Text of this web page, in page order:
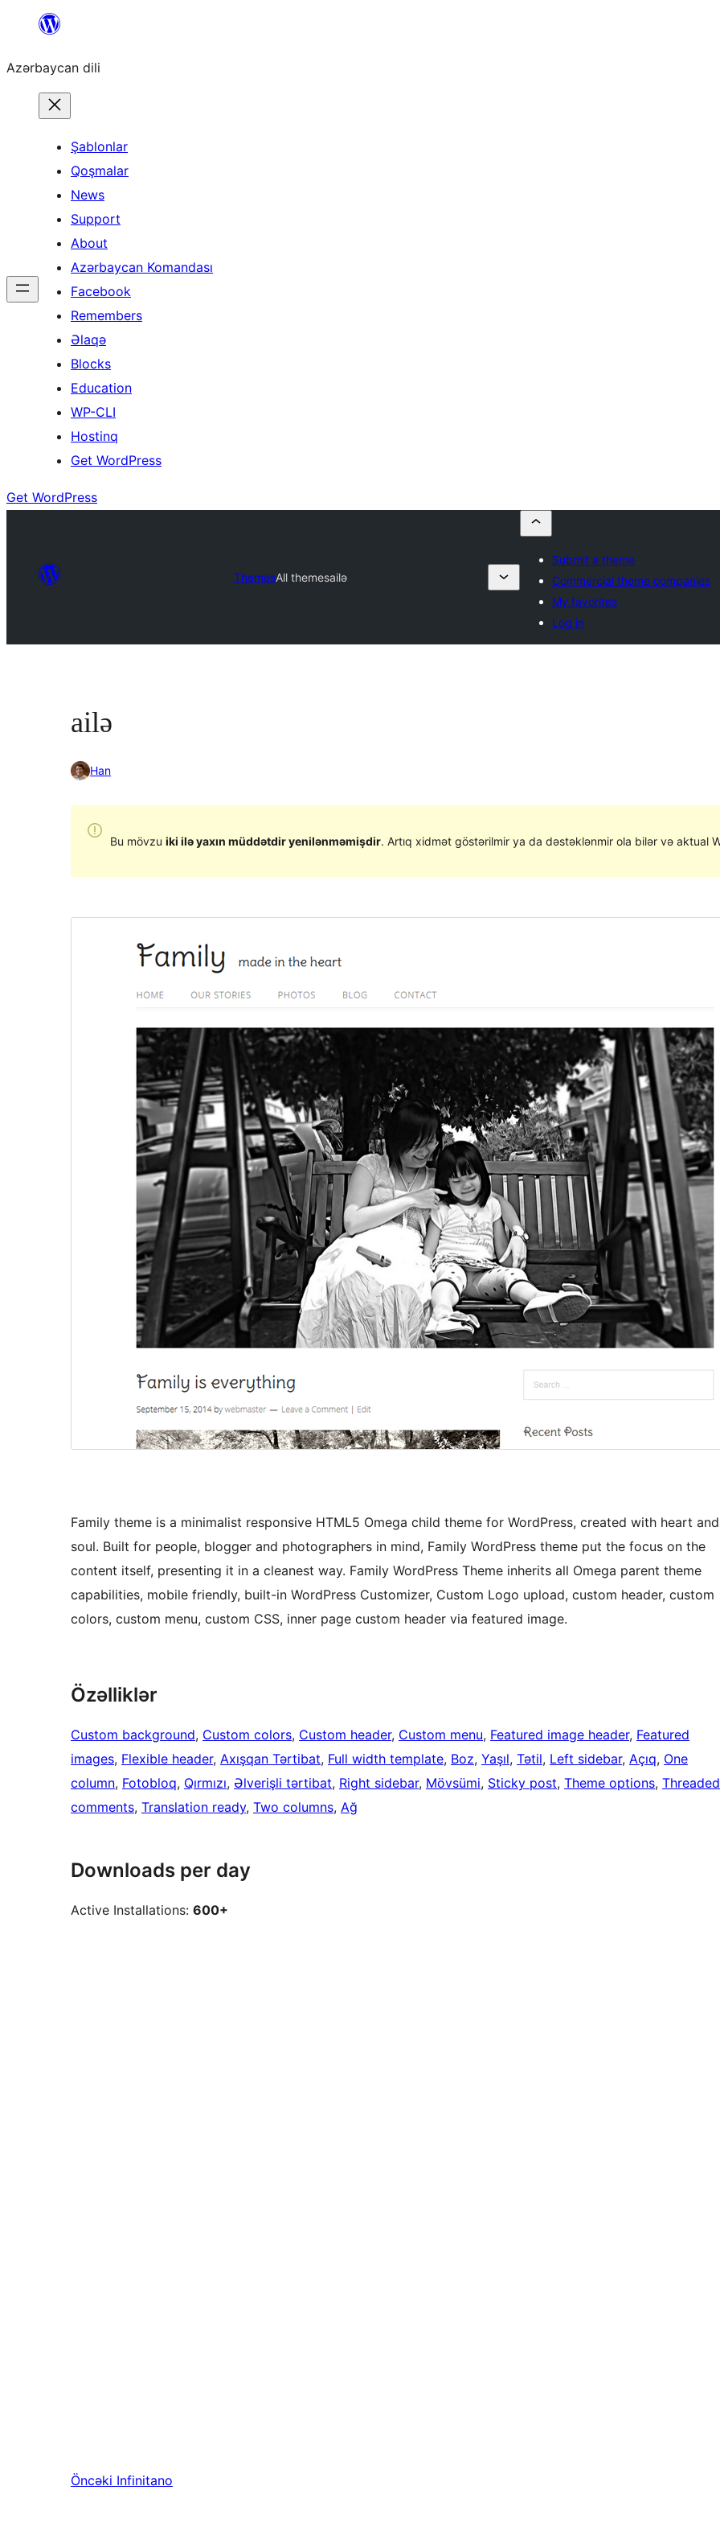
content
Azərbaycan dili
Şablonlar
Qoşmalar
News
Support
About
Azərbaycan Komandası
Facebook
Remembers
Əlaqə
Blocks
Education
WP-CLI
Hostinq
Get WordPress
Get WordPress
ThemesAll themesailə
Submit a theme
Commercial theme companies
My favorites
Log in
ailə
Han
Bu mövzu iki ilə yaxın müddətdir yenilənməmişdir. Artıq xidmət göstərilmir ya da dəstəklənmir ola bilər və aktual
Family theme is a minimalist responsive HTML5 Omega child theme for WordPress, created with heart and
soul. Built for people, blogger and photographers in mind, Family WordPress theme put the focus on the
content itself, presenting it in a cleanest way. Family WordPress Theme inherits all Omega parent theme
capabilities, mobile friendly, built-in WordPress Customizer, Custom Logo upload, custom header, custom
colors, custom menu, custom CSS, inner page custom header via featured image.
Özəlliklər
Custom background, Custom colors, Custom header, Custom menu, Featured image header, Featured
images, Flexible header, Axışqan Tərtibat, Full width template, Boz, Yaşıl, Tətil, Left sidebar, Açıq, One
column, Fotobloq, Qırmızı, Əlverişli tərtibat, Right sidebar, Mövsümi, Sticky post, Theme options, Threaded
comments, Translation ready, Two columns, Ağ
Downloads per day
Active Installations: 600+
Öncəki Infinitano